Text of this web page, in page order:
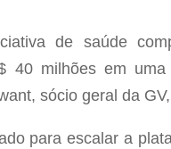
de saúde
40 milhões em
sócio geral da
para escalar a